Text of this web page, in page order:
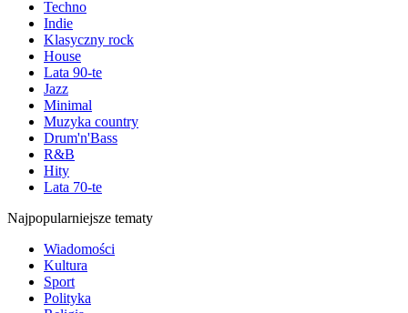
Techno
Indie
Klasyczny rock
House
Lata 90-te
Jazz
Minimal
Muzyka country
Drum'n'Bass
R&B
Hity
Lata 70-te
Najpopularniejsze tematy
Wiadomości
Kultura
Sport
Polityka